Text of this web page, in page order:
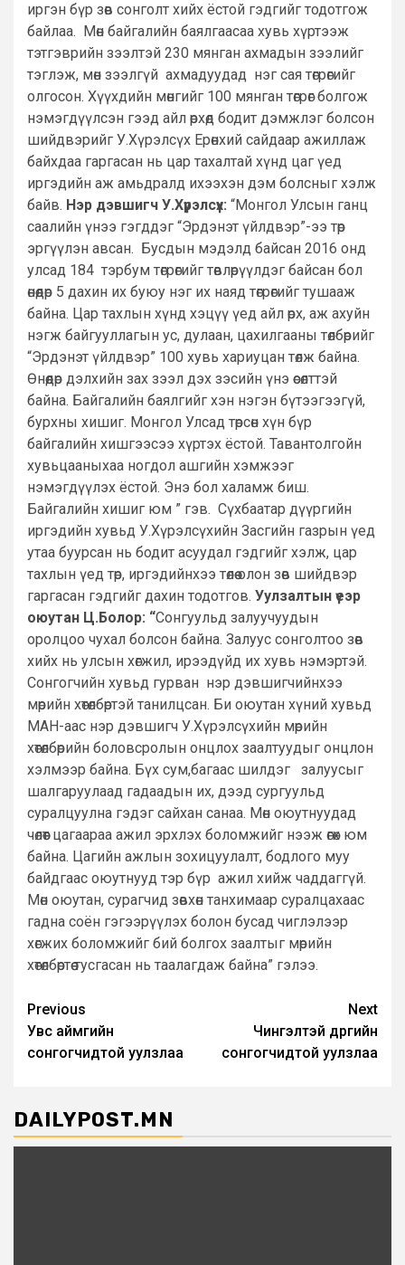
иргэн бүр зөв сонголт хийх ёстой гэдгийг тодотгож
байлаа. Мөн байгалийн баялгаасаа хувь хүртээж
тэтгэврийн зээлтэй 230 мянган ахмадын зээлийг
тэглэж, мөн зээлгүй ахмадуудад нэг сая төгрөгийг
олгосон. Хүүхдийн мөнгийг 100 мянган төгрөг болгож
нэмэгдүүлсэн гээд айл өрхөд бодит дэмжлэг болсон
шийдвэрийг У.Хүрэлсүх Ерөнхий сайдаар ажиллаж
байхдаа гаргасан нь цар тахалтай хүнд цаг үед
иргэдийн аж амьдралд ихээхэн дэм болсныг хэлж
байв. Нэр дэвшигч У.Хүрэлсүх: “Монгол Улсын ганц
саалийн үнээ гэгддэг “Эрдэнэт үйлдвэр”-ээ төр
эргүүлэн авсан. Бусдын мэдэлд байсан 2016 онд
улсад 184 тэрбум төгрөгийг төвлөрүүлдэг байсан бол
өнөөдөр 5 дахин их буюу нэг их наяд төгрөгийг тушааж
байна. Цар тахлын хүнд хэцүү үед айл өрх, аж ахуйн
нэгж байгууллагын ус, дулаан, цахилгааны төлбөрийг
“Эрдэнэт үйлдвэр” 100 хувь хариуцан төлж байна.
Өнөөдөр дэлхийн зах зээл дэх зэсийн үнэ өсөлттэй
байна. Байгалийн баялгийг хэн нэгэн бүтээгээгүй,
бурхны хишиг. Монгол Улсад төрсөн хүн бүр
байгалийн хишгээсээ хүртэх ёстой. Тавантолгойн
хувьцааныхаа ногдол ашгийн хэмжээг
нэмэгдүүлэх ёстой. Энэ бол халамж биш.
Байгалийн хишиг юм ” гэв. Сүхбаатар дүүргийн
иргэдийн хувьд У.Хүрэлсүхийн Засгийн газрын үед
утаа буурсан нь бодит асуудал гэдгийг хэлж, цар
тахлын үед төр, иргэдийнхээ төлөө олон зөв шийдвэр
гаргасан гэдгийг дахин тодотгов. Уулзалтын үеэр
оюутан Ц.Болор: “Сонгуульд залуучуудын
оролцоо чухал болсон байна. Залуус сонголтоо зөв
хийх нь улсын хөгжил, ирээдүйд их хувь нэмэртэй.
Сонгогчийн хувьд гурван нэр дэвшигчийнхээ
мөрийн хөтөлбөртэй танилцсан. Би оюутан хүний хувьд
МАН-аас нэр дэвшигч У.Хүрэлсүхийн мөрийн
хөтөлбөрийн боловсролын онцлох заалтуудыг онцлон
хэлмээр байна. Бүх сум,багаас шилдэг залуусыг
шалгаруулаад гадаадын их, дээд сургуульд
суралцуулна гэдэг сайхан санаа. Мөн оюутнуудад
чөлөөт цагаараа ажил эрхлэх боломжийг нээж өгөх юм
байна. Цагийн ажлын зохицуулалт, бодлого муу
байдгаас оюутнууд тэр бүр ажил хийж чаддаггүй.
Мөн оюутан, сурагчид зөвхөн танхимаар суралцахаас
гадна соён гэгээрүүлэх болон бусад чиглэлээр
хөгжих боломжийг бий болгох заалтыг мөрийн
хөтөлбөртөө тусгасан нь таалагдаж байна” гэлээ.
Post
navigation
Previous
Увс аймгийн
сонгогчидтой уулзлаа
Next
Чингэлтэй дүүргийн
сонгогчидтой уулзлаа
DAILYPOST.MN